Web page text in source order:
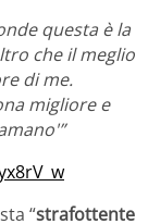
questa è la
che il meglio
di me.
migliore e
“strafottente